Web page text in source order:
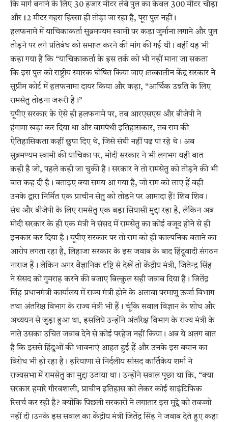
कि मार्ग बनाने के लिए 30 हजार मीटर लंबे पुल का केवल 300 मीटर चौड़ा
और 12 मीटर गहरा हिस्सा ही तोड़ा जा रहा है, पूरा पुल नहीं।
हलफनामे में याचिकाकर्ता सुब्रमण्यम स्वामी पर कड़ा जुर्माना लगाने और पुल
तोड़ने पर लगे प्रतिबंध को समाप्त करने की मांग की गई थी। वहीं यह भी
कहा गया है कि “याचिकाकर्ता के इस तर्क को भी नहीं माना जा सकता
कि इस पुल को राष्ट्रीय स्मारक घोषित किया जाए।तत्कालीन केंद्र सरकार ने
सुप्रीम कोर्ट में हलफनामा दायर किया और कहा, “आर्थिक उन्नति के लिए
रामसेतु तोड़ना जरूरी है।”
यूपीए सरकार के ऐसे ही हलफनामे पर, तब आरएसएस और बीजेपी ने
हंगामा खड़ा कर दिया था और वामपंथी इतिहासकार, तब राम की
ऐतिहासिकता कहीं छुपा दिए थे, जिसे संघी नहीं पढ़ पा रहे थे। अब
सुब्रमण्यम स्वामी की याचिका पर, मोदी सरकार ने भी लगभग यही बात
कही है जो, पहले कही जा चुकी है। सरकार ने तो रामसेतु को तोड़ने की भी
बात कह दी है। बताइए क्या समय आ गया है, जो राम को लाए हैं वही
उनके द्वारा निर्मित एक प्राचीन सेतु को तोड़ने पर आमादा हैं! शिव शिव।
संघ और बीजेपी के लिए रामसेतु एक बड़ा सियासी मुद्दा रहा है, लेकिन अब
मोदी सरकार के ही एक मंत्री ने संसद में रामसेतु का कोई वजूद होने से ही
इनकार कर दिया है। यूपीए सरकार पर तो राम को ही काल्पनिक बताने का
आरोप लगता रहा है, लिहाजा सरकार के इस जवाब के बाद हिंदूवादी संगठन
नाराज हैं। लेकिन अगर वैज्ञानिक दृष्टि से देखें तो केंद्रीय मंत्री, जितेन्द्र सिंह
ने संसद को गुमराह करने की बजाए बिल्कुल सही जवाब दिया है। जितेंद्र
सिंह प्रधानमंत्री कार्यालय में राज्य मंत्री होने के अलावा परमाणु ऊर्जा विभाग
तथा अंतरिक्ष विभाग के राज्य मंत्री भी हैं। चूंकि सवाल विज्ञान के शोध और
अध्ययन से जुड़ा हुआ था, इसलिये उन्होंने अंतरिक्ष विभाग के राज्य मंत्री के
नाते उसका उचित जवाब देने से कोई परहेज नहीं किया। अब ये अलग बात
है कि इससे हिंदुओं की भावनाएं आहत हुई हैं और उनके इस बयान का
विरोध भी हो रहा है। हरियाणा से निर्दलीय सांसद कार्तिकेय शर्मा ने
राज्यसभा में रामसेतु का मुद्दा उठाया था। उन्होंने सवाल पूछा था कि, “क्या
सरकार हमारे गौरवशाली, प्राचीन इतिहास को लेकर कोई साइंटिफिक
रिसर्च कर रही है? क्योंकि पिछली सरकारों ने लगातार इस मुद्दे को तवज्जो
नहीं दी।उनके इस सवाल का केंद्रीय मंत्री जितेंद्र सिंह ने जवाब देते हुए कहा